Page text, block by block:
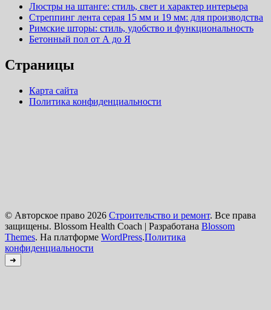
Люстры на штанге: стиль, свет и характер интерьера
Стреппинг лента серая 15 мм и 19 мм: для производства
Римские шторы: стиль, удобство и функциональность
Бетонный пол от А до Я
Страницы
Карта сайта
Политика конфиденциальности
© Авторское право 2026 Строительство и ремонт. Все права
защищены. Blossom Health Coach | Разработана Blossom
Themes. На платформе WordPress.Политика
конфиденциальности
➜